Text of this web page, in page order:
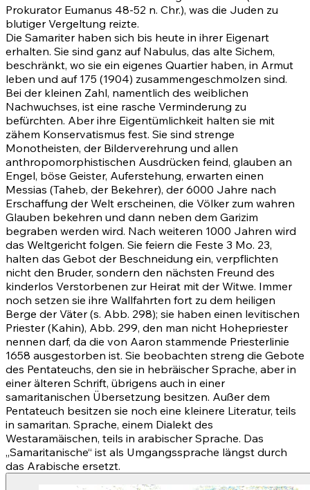
Prokurator Eumanus 48-52 n. Chr.), was die Juden zu
blutiger Vergeltung reizte.
Die Samariter haben sich bis heute in ihrer Eigenart
erhalten. Sie sind ganz auf Nabulus, das alte Sichem,
beschränkt, wo sie ein eigenes Quartier haben, in Armut
leben und auf 175 (1904) zusammengeschmolzen sind.
Bei der kleinen Zahl, namentlich des weiblichen
Nachwuchses, ist eine rasche Verminderung zu
befürchten. Aber ihre Eigentümlichkeit halten sie mit
zähem Konservatismus fest. Sie sind strenge
Monotheisten, der Bilderverehrung und allen
anthropomorphistischen Ausdrücken feind, glauben an
Engel, böse Geister, Auferstehung, erwarten einen
Messias (Taheb, der Bekehrer), der 6000 Jahre nach
Erschaffung der Welt erscheinen, die Völker zum wahren
Glauben bekehren und dann neben dem Garizim
begraben werden wird. Nach weiteren 1000 Jahren wird
das Weltgericht folgen. Sie feiern die Feste 3 Mo. 23,
halten das Gebot der Beschneidung ein, verpflichten
nicht den Bruder, sondern den nächsten Freund des
kinderlos Verstorbenen zur Heirat mit der Witwe. Immer
noch setzen sie ihre Wallfahrten fort zu dem heiligen
Berge der Väter (s. Abb. 298); sie haben einen levitischen
Priester (Kahin), Abb. 299, den man nicht Hohepriester
nennen darf, da die von Aaron stammende Priesterlinie
1658 ausgestorben ist. Sie beobachten streng die Gebote
des Pentateuchs, den sie in hebräischer Sprache, aber in
einer älteren Schrift, übrigens auch in einer
samaritanischen Übersetzung besitzen. Außer dem
Pentateuch besitzen sie noch eine kleinere Literatur, teils
in samaritan. Sprache, einem Dialekt des
Westaramäischen, teils in arabischer Sprache. Das
„Samaritanische“ ist als Umgangssprache längst durch
das Arabische ersetzt.